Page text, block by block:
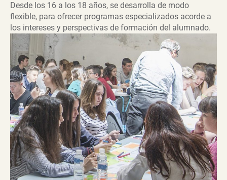
Desde los 16 a los 18 años, se desarrolla de modo
flexible, para ofrecer programas especializados acorde a
los intereses y perspectivas de formación del alumnado.